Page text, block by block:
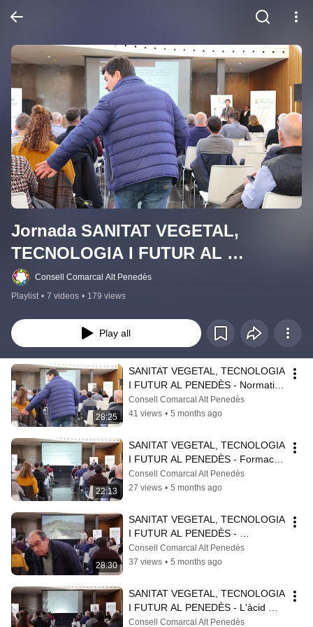
Jornada SANITAT VEGETAL,
TECNOLOGIA I FUTUR AL
PENEDÈS 2026
Consell Comarcal Alt Penedès
Playlist • 7 videos • 179 views
Play all
28:25
SANITAT VEGETAL, TECNOLOGIA
I FUTUR AL PENEDÈS - Normativa
sobre l'ús de drons
Consell Comarcal Alt Penedès
41 views • 5 months ago
22:13
SANITAT VEGETAL, TECNOLOGIA
I FUTUR AL PENEDÈS - Formació
necessària per a la utilització de
drons
Consell Comarcal Alt Penedès
27 views • 5 months ago
28:30
SANITAT VEGETAL, TECNOLOGIA
I FUTUR AL PENEDÈS -
Presentació de drons i demostració
Consell Comarcal Alt Penedès
37 views • 5 months ago
SANITAT VEGETAL, TECNOLOGIA
I FUTUR AL PENEDÈS - L'àcid
glucònic
Consell Comarcal Alt Penedès